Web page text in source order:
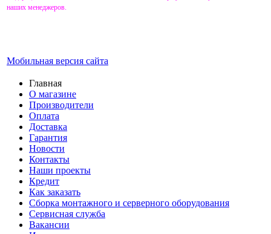
наших менеджеров.
Мобильная версия сайта
Главная
О магазине
Производители
Оплата
Доставка
Гарантия
Новости
Контакты
Наши проекты
Кредит
Как заказать
Сборка монтажного и серверного оборудования
Сервисная служба
Вакансии